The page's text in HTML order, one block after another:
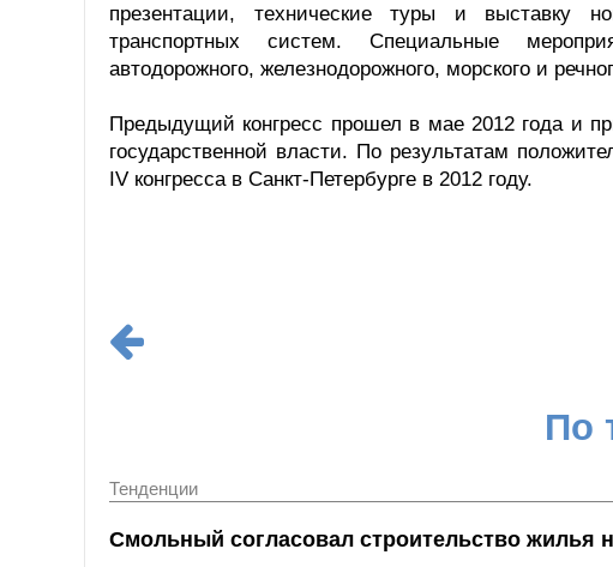
презентации, технические туры и выставку
транспортных систем. Специальные
автодорожного, железнодорожного, морского и
Предыдущий конгресс прошел в мае 2012 года и
государственной власти. По результатам
IV конгресса в Санкт-Петербурге в 2012 году.
По
Тенденции
Смольный согласовал строительство жилья